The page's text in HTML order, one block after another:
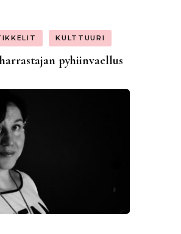
KULTTUURI
pyhiinvaellus